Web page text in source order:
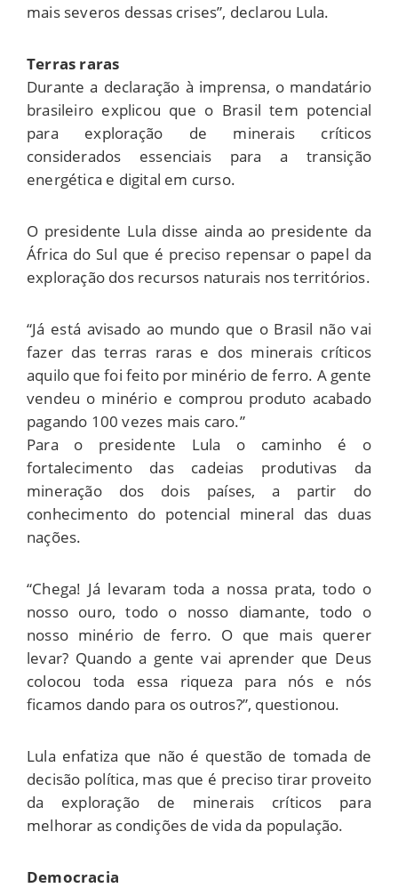
mais severos dessas crises”, declarou Lula.
Terras raras
Durante a declaração à imprensa, o mandatário
brasileiro explicou que o Brasil tem potencial
para exploração de minerais críticos
considerados essenciais para a transição
energética e digital em curso.
O presidente Lula disse ainda ao presidente da
África do Sul que é preciso repensar o papel da
exploração dos recursos naturais nos territórios.
“Já está avisado ao mundo que o Brasil não vai
fazer das terras raras e dos minerais críticos
aquilo que foi feito por minério de ferro. A gente
vendeu o minério e comprou produto acabado
pagando 100 vezes mais caro.”
Para o presidente Lula o caminho é o
fortalecimento das cadeias produtivas da
mineração dos dois países, a partir do
conhecimento do potencial mineral das duas
nações.
“Chega! Já levaram toda a nossa prata, todo o
nosso ouro, todo o nosso diamante, todo o
nosso minério de ferro. O que mais querer
levar? Quando a gente vai aprender que Deus
colocou toda essa riqueza para nós e nós
ficamos dando para os outros?”, questionou.
Lula enfatiza que não é questão de tomada de
decisão política, mas que é preciso tirar proveito
da exploração de minerais críticos para
melhorar as condições de vida da população.
Democracia